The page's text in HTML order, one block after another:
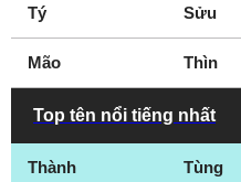
Waco
Tý Sửu
Mão Thìn
Top tên nổi tiếng nhất
Thành Tùng